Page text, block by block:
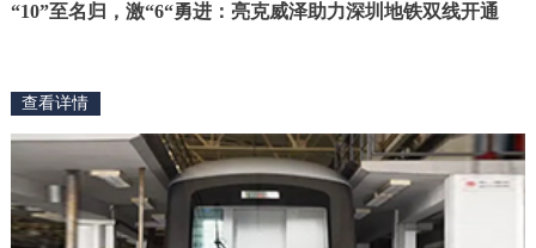
“10”至名归，激“6“勇进：亮克威泽助力深圳地铁双线开通
查看详情